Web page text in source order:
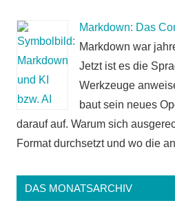
Markdown: Das
Markdown war
Jetzt ist es die
Werkzeuge
baut sein neues
darauf auf. Warum sich
Format durchsetzt und wo die
DAS MONATSARCHIV